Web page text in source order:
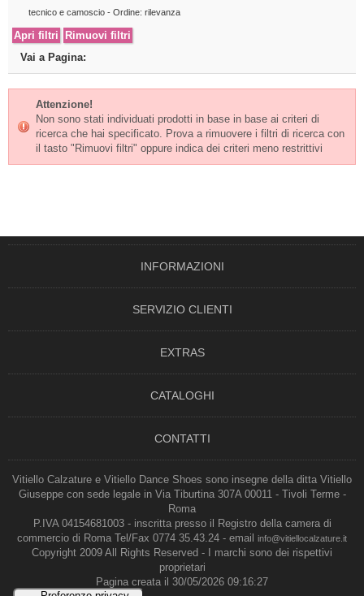
tecnico e camoscio - Ordine: rilevanza
Vai a Pagina:
Attenzione!
Non sono stati individuati prodotti in base in base ai criteri di
ricerca che hai specificato. Prova a rimuovere i filtri di ricerca con
il tasto "Rimuovi filtri" oppure indica dei criteri meno restrittivi
INFORMAZIONI
SERVIZIO CLIENTI
EXTRAS
CATALOGHI
CONTATTI
Vitiello Calzature e Vitiello Dance Shoes sono insegne della ditta Vitiello
Giuseppe con sede legale in Via Tiburtina 307A 00011 - Tivoli Terme -
Roma
P.IVA 04154681003 - inscritta presso il Registro della camera di
commercio di Roma Tel/Fax 0774 35.43.24 - email
info@vitiellocalzature.it
Copyright 2009 All Rights Reserved - I marchi sono dei rispettivi
proprietari
Pagina creata il 30/05/2026 09:16:27